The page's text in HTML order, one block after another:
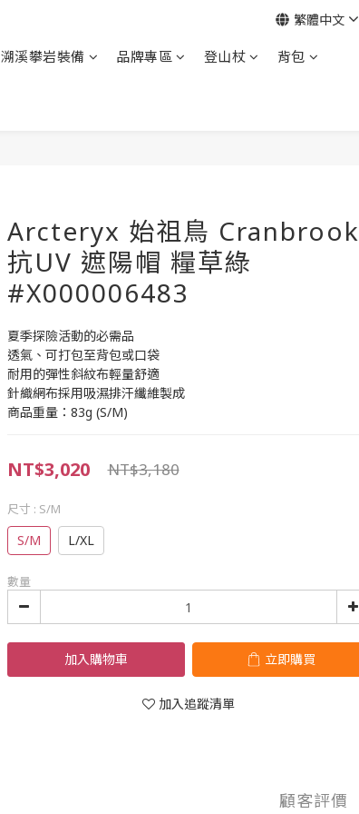
溯溪攀岩裝備 品牌專區 登山杖 背包
繁體中文
Arcteryx 始祖鳥 Cranbrook
抗UV 遮陽帽 糧草綠
#X000006483
夏季探險活動的必需品
透氣、可打包至背包或口袋
耐用的彈性斜紋布輕量舒適
針織網布採用吸濕排汗纖維製成
商品重量：83g (S/M)
NT$3,020 NT$3,180
尺寸 : S/M
S/M L/XL
數量
加入購物車 立即購買
加入追蹤清單
顧客評價